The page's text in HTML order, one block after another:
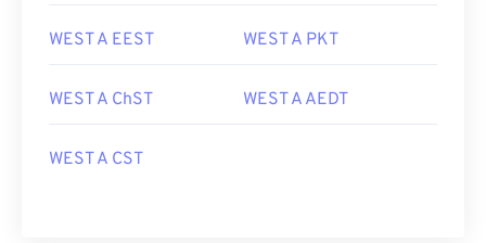
WEST A EEST WEST A PKT
WEST A ChST WEST A AEDT
WEST A CST